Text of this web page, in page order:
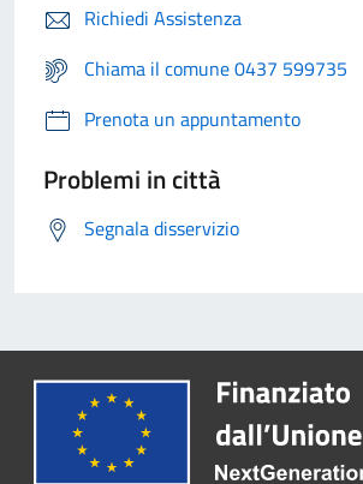
Richiedi Assistenza
Chiama il comune 0437 599735
Prenota un appuntamento
Problemi in città
Segnala disservizio